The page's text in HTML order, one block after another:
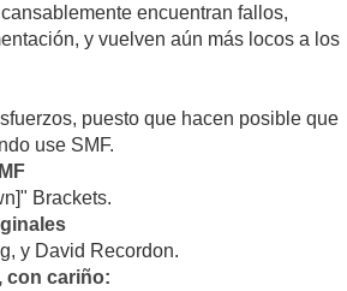
encuentran fallos,
y vuelven aún más locos a los
puesto que hacen posible que
use SMF.
Brackets.
y David Recordon.
con cariño: